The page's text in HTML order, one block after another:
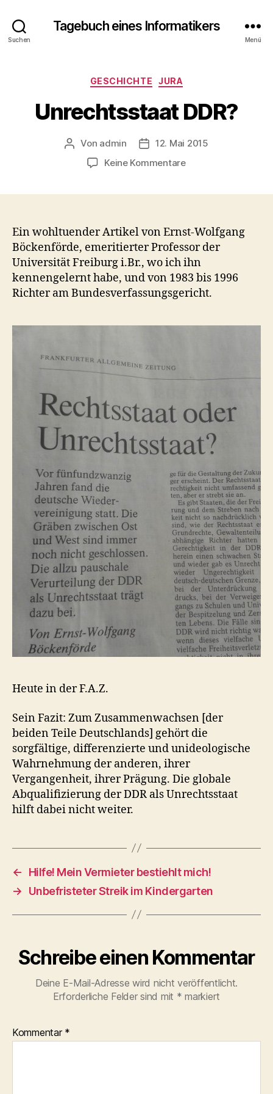
Suchen
Tagebuch eines Informatikers
Menü
Kategorien
GESCHICHTE JURA
Unrechtsstaat DDR?
Beitragsautor
Von admin Beitragsdatum
12. Mai 2015
Keine Kommentarezu
Ein wohltuender Artikel von Ernst-Wolfgang
Böckenförde, emeritierter Professor der
Universität Freiburg i.Br., wo ich ihn
kennengelernt habe, und von 1983 bis 1996
Richter am Bundesverfassungsgericht.
Heute in der F.A.Z.
Sein Fazit: Zum Zusammenwachsen [der
beiden Teile Deutschlands] gehört die
sorgfältige, differenzierte und unideologische
Wahrnehmung der anderen, ihrer
Vergangenheit, ihrer Prägung. Die globale
Abqualifizierung der DDR als Unrechtsstaat
hilft dabei nicht weiter.
←
Hilfe! Mein Vermieter bestiehlt mich!
→
Unbefristeter Streik im Kindergarten
Schreibe einen Kommentar
Deine E-Mail-Adresse wird nicht veröffentlicht.
Erforderliche Felder sind mit * markiert
Kommentar *